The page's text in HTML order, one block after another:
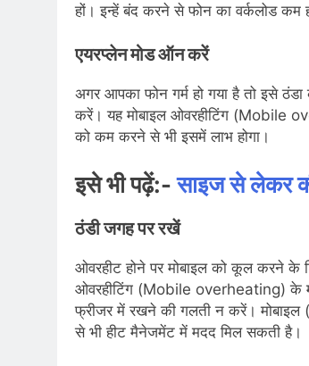
हों। इन्हें बंद करने से फोन का वर्कलोड कम
एयरप्लेन मोड ऑन करें
अगर आपका फोन गर्म हो गया है तो इसे
करें। यह मोबाइल ओवरहीटिंग (Mobile
को कम करने से भी इसमें लाभ होगा।
इसे भी पढ़ें:-साइज से लेकर
ठंडी जगह पर रखें
ओवरहीट होने पर मोबाइल को कूल करने
ओवरहीटिंग (Mobile overheating) के
फ्रीजर में रखने की गलती न करें। मोबाइल
से भी हीट मैनेजमेंट में मदद मिल सकती है।